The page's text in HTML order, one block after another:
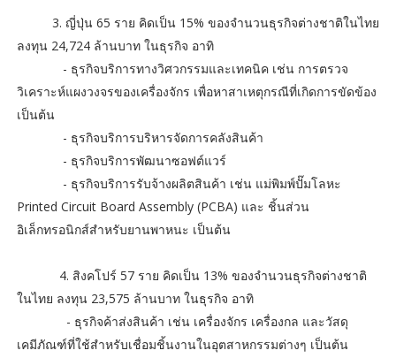
3. ญี่ปุ่น 65 ราย คิดเป็น 15% ของจำนวนธุรกิจต่างชาติในไทย
ลงทุน 24,724 ล้านบาท ในธุรกิจ อาทิ
- ธุรกิจบริการทางวิศวกรรมและเทคนิค เช่น การตรวจ
วิเคราะห์แผงวงจรของเครื่องจักร เพื่อหาสาเหตุกรณีที่เกิดการขัดข้อง
เป็นต้น
- ธุรกิจบริการบริหารจัดการคลังสินค้า
- ธุรกิจบริการพัฒนาซอฟต์แวร์
- ธุรกิจบริการรับจ้างผลิตสินค้า เช่น แม่พิมพ์ปั๊มโลหะ
Printed Circuit Board Assembly (PCBA) และ ชิ้นส่วน
อิเล็กทรอนิกส์สำหรับยานพาหนะ เป็นต้น
4. สิงคโปร์ 57 ราย คิดเป็น 13% ของจำนวนธุรกิจต่างชาติ
ในไทย ลงทุน 23,575 ล้านบาท ในธุรกิจ อาทิ
- ธุรกิจค้าส่งสินค้า เช่น เครื่องจักร เครื่องกล และวัสดุ
เคมีภัณฑ์ที่ใช้สำหรับเชื่อมชิ้นงานในอุตสาหกรรมต่างๆ เป็นต้น